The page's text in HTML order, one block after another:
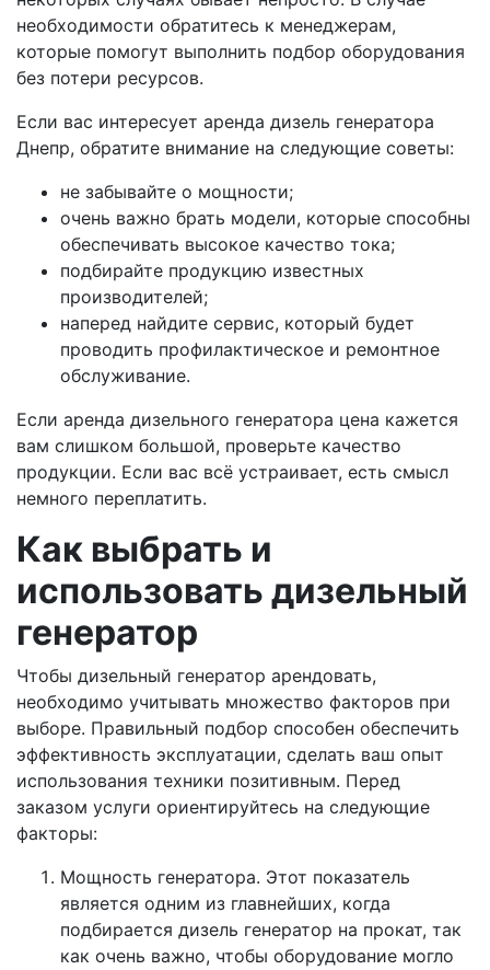
необходимости обратитесь к менеджерам,
которые помогут выполнить подбор оборудования
без потери ресурсов.
Если вас интересует аренда дизель генератора
Днепр, обратите внимание на следующие советы:
не забывайте о мощности;
очень важно брать модели, которые способны
обеспечивать высокое качество тока;
подбирайте продукцию известных
производителей;
наперед найдите сервис, который будет
проводить профилактическое и ремонтное
обслуживание.
Если аренда дизельного генератора цена кажется
вам слишком большой, проверьте качество
продукции. Если вас всё устраивает, есть смысл
немного переплатить.
Как выбрать и
использовать дизельный
генератор
Чтобы дизельный генератор арендовать,
необходимо учитывать множество факторов при
выборе. Правильный подбор способен обеспечить
эффективность эксплуатации, сделать ваш опыт
использования техники позитивным. Перед
заказом услуги ориентируйтесь на следующие
факторы:
Мощность генератора. Этот показатель
является одним из главнейших, когда
подбирается дизель генератор на прокат, так
как очень важно, чтобы оборудование могло